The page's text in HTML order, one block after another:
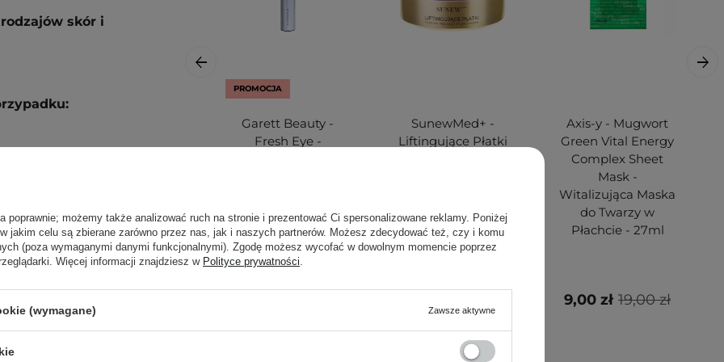
skór i
pod oczy. Po 15-20
wmasuj w skórę.
szczelnie zamknięte.
Zajrzyj do naszego
PROMOCJA
Garett Beauty -
Fresh Eye -
SunewMed+ -
Liftingujące Płatki
60szt
Axis-y - Mugwort
Green Vital Energy
Complex Sheet
Mask -
Witalizująca Maska
do Twarzy w
Płachcie - 27ml
19,00 zł
9,00 zł
poprawnie; możemy także analizować ruch na stronie i prezentować Ci spersonalizowane reklamy. Poniżej
jakim celu są zbierane zarówno przez nas, jak i naszych partnerów. Możesz zdecydować też, czy i komu
(poza wymaganymi danymi funkcjonalnymi). Zgodę możesz wycofać w dowolnym momencie poprzez
Więcej informacji znajdziesz w Polityce prywatności
(wymagane) Zawsze aktywne